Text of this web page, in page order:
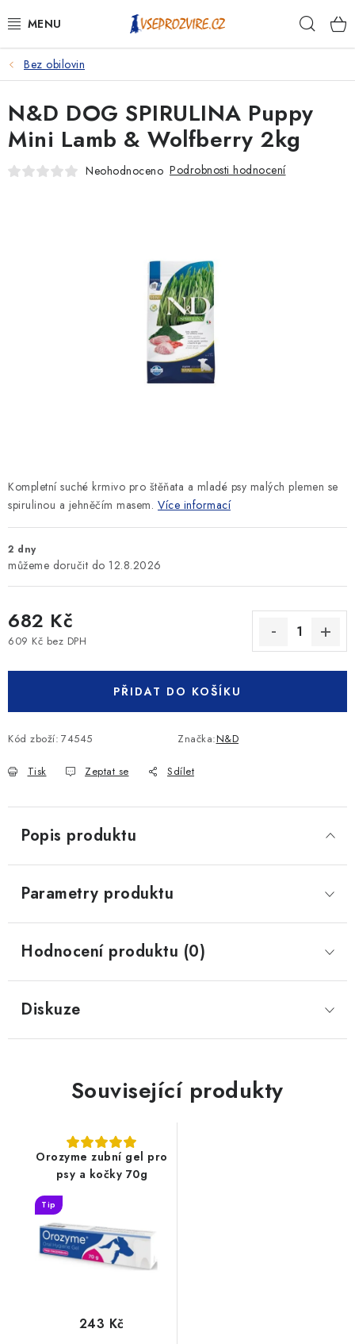
na
PSI
KOČKY
KONĚ
KRÁLÍCI/HLODAVCI/PTÁCI
Bez obilovin
Kompletní suché krmivo pro štěňata a mladé psy malých plemen se
spirulinou a jehněčím masem. Více informací
2 dny
12.8.2026
682 Kč
609 Kč bez DPH
PŘIDAT DO KOŠÍKU
Kód zboží: 74545 Značka:N&D
Tisk Zeptat se Sdílet
N&D DOG SPIRULINA Puppy
Mini Lamb & Wolfberry 2kg
Neohodnoceno Podrobnosti hodnocení
Popis produktu
Parametry produktu
Hodnocení produktu (0)
Diskuze
Související produkty
Orozyme zubní gel pro
psy a kočky 70g
Tip
243 Kč